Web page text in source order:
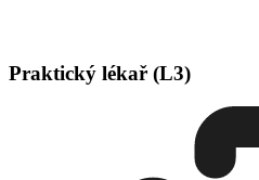
Praktický lékař (L3)